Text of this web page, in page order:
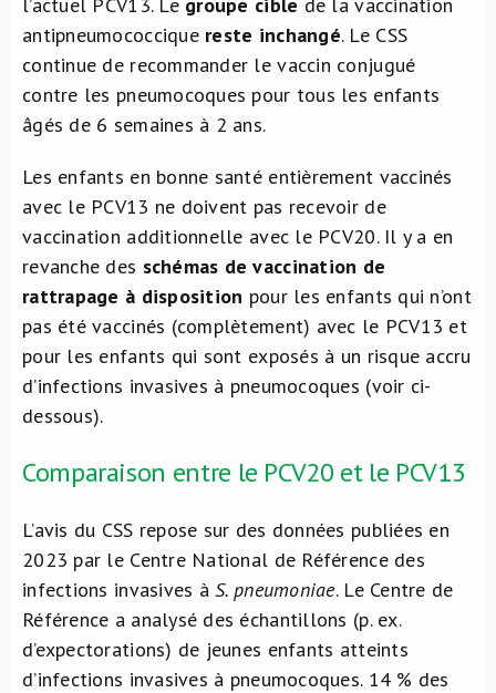
antipneumococcique reste inchangé. Le CSS
continue de recommander le vaccin conjugué
contre les pneumocoques pour tous les enfants
âgés de 6 semaines à 2 ans.
Les enfants en bonne santé entièrement vaccinés
avec le PCV13 ne doivent pas recevoir de
vaccination additionnelle avec le PCV20. Il y a en
revanche des schémas de vaccination de
rattrapage à disposition pour les enfants qui n’ont
pas été vaccinés (complètement) avec le PCV13 et
pour les enfants qui sont exposés à un risque accru
d’infections invasives à pneumocoques (voir ci-
dessous).
Comparaison entre le PCV20 et le PCV13
L’avis du CSS repose sur des données publiées en
2023 par le Centre National de Référence des
infections invasives àS. pneumoniae. Le Centre de
Référence a analysé des échantillons (p. ex.
d’expectorations) de jeunes enfants atteints
d’infections invasives à pneumocoques. 14 % des